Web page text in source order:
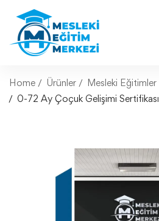
Home Ürünler
Mesleki Eğitimler
0-72 Ay Çoçuk Gelişimi Sertifikası